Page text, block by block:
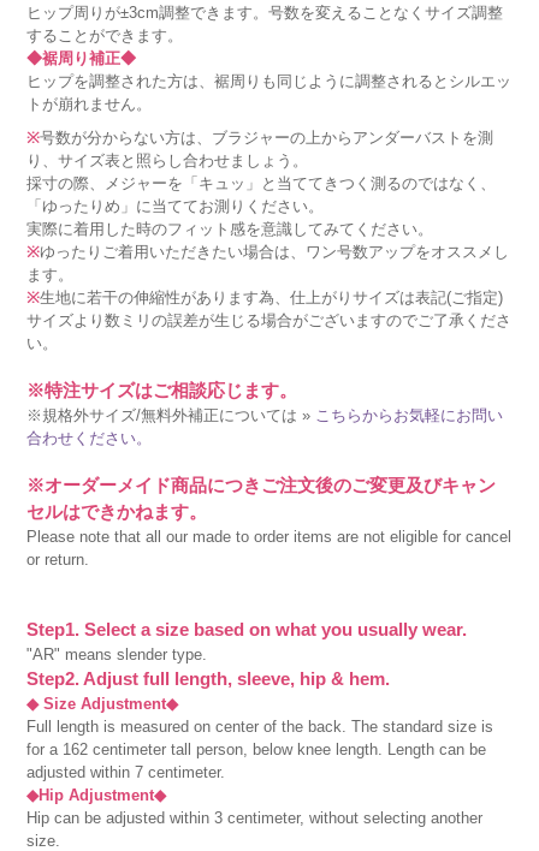
ヒップ周りが±3cm調整できます。号数を変えることなくサイズ調整
することができます。
◆裾周り補正◆
ヒップを調整された方は、裾周りも同じように調整されるとシルエッ
トが崩れません。
※号数が分からない方は、ブラジャーの上からアンダーバストを測
り、サイズ表と照らし合わせましょう。
採寸の際、メジャーを「キュッ」と当ててきつく測るのではなく、
「ゆったりめ」に当ててお測りください。
実際に着用した時のフィット感を意識してみてください。
※ゆったりご着用いただきたい場合は、ワン号数アップをオススメし
ます。
※生地に若干の伸縮性があります為、仕上がりサイズは表記(ご指定)
サイズより数ミリの誤差が生じる場合がございますのでご了承くださ
い。
※特注サイズはご相談応じます。
※規格外サイズ/無料外補正については » こちらからお気軽にお問い
合わせください。
※オーダーメイド商品につきご注文後のご変更及びキャン
セルはできかねます。
Please note that all our made to order items are not eligible for cancel
or return.
Step1. Select a size based on what you usually wear.
"AR" means slender type.
Step2. Adjust full length, sleeve, hip & hem.
◆ Size Adjustment◆
Full length is measured on center of the back. The standard size is
for a 162 centimeter tall person, below knee length. Length can be
adjusted within 7 centimeter.
◆Hip Adjustment◆
Hip can be adjusted within 3 centimeter, without selecting another
size.